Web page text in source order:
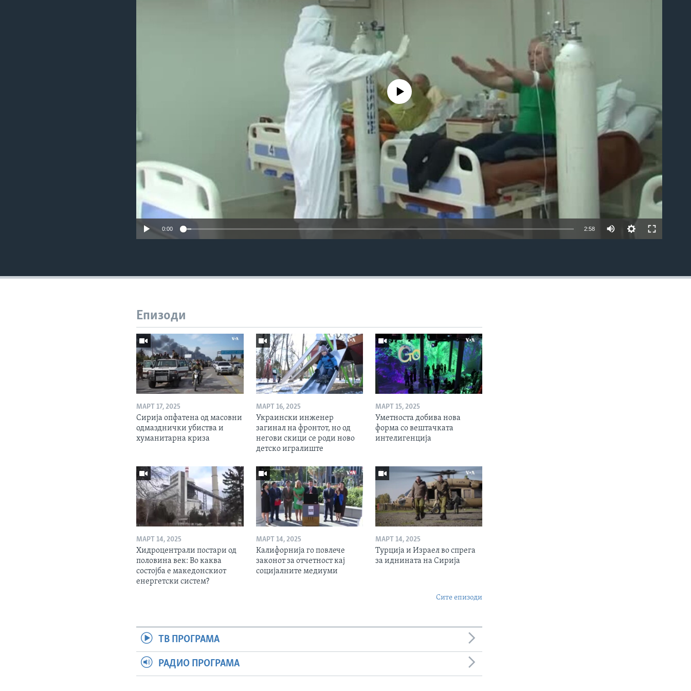
No media source currently available
0:00 2:58
Епизоди
МАРТ 17, 2025
Сирија опфатена од масовни
одмазднички убиства и
хуманитарна криза
МАРТ 16, 2025
Украински инженер
загинал на фронтот, но од
негови скици се роди ново
детско игралиште
МАРТ 15, 2025
Уметноста добива нова
форма со вештачката
интелигенција
МАРТ 14, 2025
Хидроцентрали постари од
половина век: Во каква
состојба е македонскиот
енергетски систем?
МАРТ 14, 2025
Калифорнија го повлече
законот за отчетност кај
социјалните медиуми
МАРТ 14, 2025
Турција и Израел во спрега
за иднината на Сирија
Сите епизоди
ТВ ПРОГРАМА
РАДИО ПРОГРАМА